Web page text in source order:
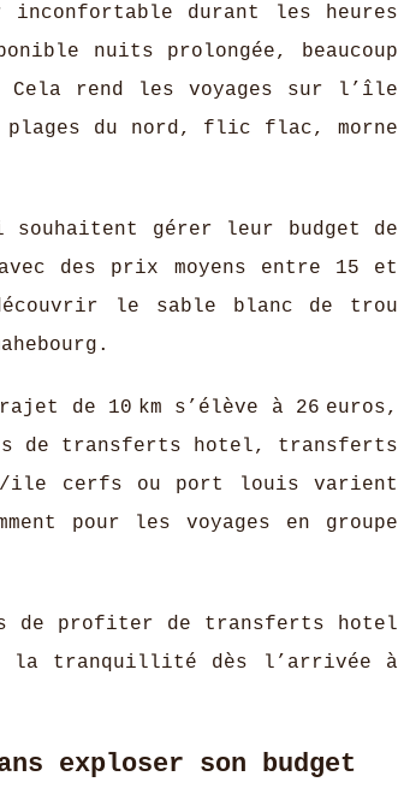
durant les heures
nuits prolongée, beaucoup
rend les voyages sur l’île
du nord, flic flac, morne
gérer leur budget de
des prix moyens entre 15 et
le sable blanc de trou
de 10 km s’élève à 26 euros,
de transferts hotel, transferts
ile cerfs ou port louis varient
pour les voyages en groupe
de profiter de transferts hotel
la tranquillité dès l’arrivée à
son budget